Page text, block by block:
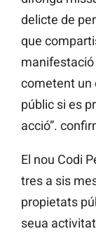
delicte de
que
cometent un
públic si es
acció”.
El nou Codi
tres a sis
propietats
seua